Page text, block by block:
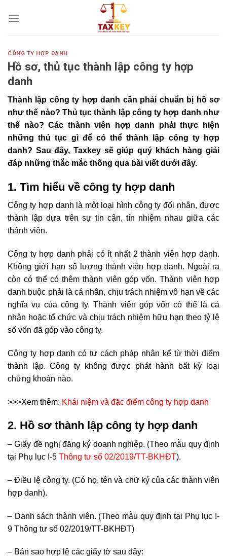
CÔNG TY HỢP DANH
Hồ sơ, thủ tục thành lập công ty hợp
danh
Thành lập công ty hợp danh cần phải chuẩn bị hồ sơ
như thế nào? Thủ tục thành lập công ty hợp danh như
thế nào? Các thành viên hợp danh phải thực hiện
những thủ tục gì để có thể thành lập công ty hợp
danh? Sau đây, Taxkey sẽ giúp quý khách hàng giải
đáp những thắc mắc thông qua bài viết dưới đây.
1. Tìm hiểu về công ty hợp danh
Công ty hợp danh là một loại hình công ty đối nhân, được
thành lập dựa trên sự tin cận, tín nhiệm nhau giữa các
thành viên.
Công ty hợp danh phải có ít nhất 2 thành viên hợp danh.
Không giới hạn số lượng thành viên hợp danh. Ngoài ra
còn có thể có thêm thành viên góp vốn. Thành viên hợp
danh buộc phải là cá nhân, chịu trách nhiệm vô hạn về các
nghĩa vụ của công ty. Thành viên góp vốn có thể là cá
nhân hoặc tổ chức và chịu trách nhiệm hữu hạn theo tỷ lệ
số vốn đã góp vào công ty.
Công ty hợp danh có tư cách pháp nhân kể từ thời điểm
thành lập. Công ty không được phát hành bất kỳ loại
chứng khoán nào.
>>>Xem thêm: Khái niệm và đặc điểm công ty hợp danh
2. Hồ sơ thành lập công ty hợp danh
– Giấy đề nghị đăng ký doanh nghiệp. (Theo mẫu quy định
tại Phụ lục I-5 Thông tư số 02/2019/TT-BKHĐT).
– Điều lệ công ty. (Có họ, tên và chữ ký của các thành viên
hợp danh).
– Danh sách thành viên. (Theo mẫu quy định tại Phụ lục I-
9 Thông tư số 02/2019/TT-BKHĐT)
– Bản sao hợp lệ các giấy tờ sau đây: